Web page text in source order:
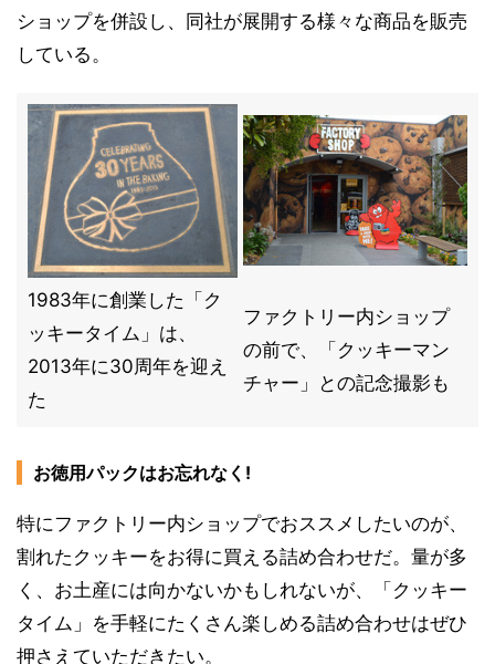
ショップを併設し、同社が展開する様々な商品を販売
している。
1983年に創業した「ク
ッキータイム」は、
2013年に30周年を迎え
た
ファクトリー内ショップ
の前で、「クッキーマン
チャー」との記念撮影も
お徳用パックはお忘れなく!
特にファクトリー内ショップでおススメしたいのが、
割れたクッキーをお得に買える詰め合わせだ。量が多
く、お土産には向かないかもしれないが、「クッキー
タイム」を手軽にたくさん楽しめる詰め合わせはぜひ
押さえていただきたい。